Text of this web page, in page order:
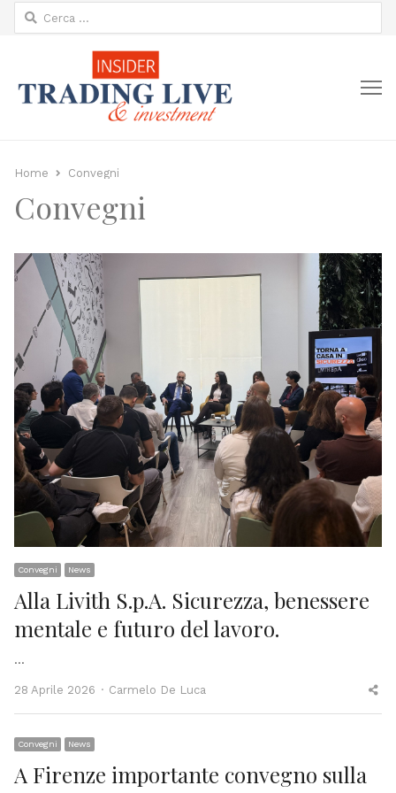
Ricerca
per:
Home Convegni
Convegni
Convegni News
Alla Livith S.p.A. Sicurezza, benessere
mentale e futuro del lavoro.
…
28 Aprile 2026 Author
Carmelo De Luca
Convegni News
A Firenze importante convegno sulla